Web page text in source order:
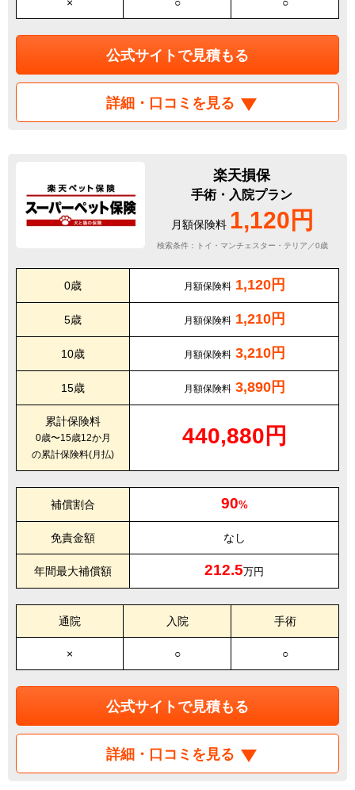
× ○ ○
公式サイトで見積もる
詳細・口コミを見る
楽天損保
手術・入院プラン
月額保険料 1,120円
検索条件：トイ・マンチェスター・テリア／0歳
0歳 月額保険料 1,120円
5歳 月額保険料 1,210円
10歳 月額保険料 3,210円
15歳 月額保険料 3,890円
累計保険料
0歳〜15歳12か月
の累計保険料(月払)
440,880円
補償割合 90%
免責金額 なし
年間最大補償額 212.5万円
通院 入院 手術
× ○ ○
公式サイトで見積もる
詳細・口コミを見る